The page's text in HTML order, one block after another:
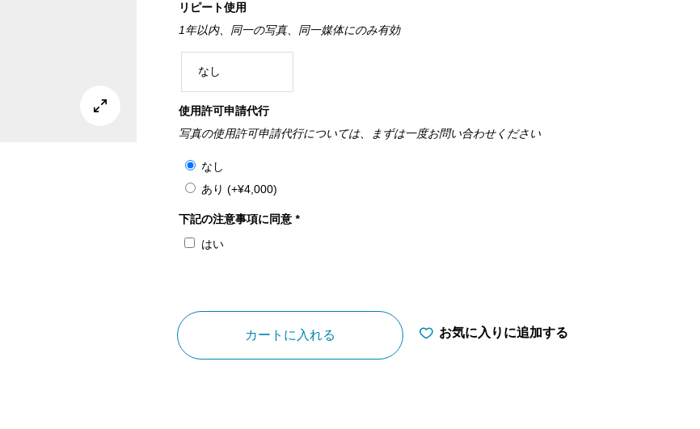

リピート使用
1年以内、同一の写真、同一媒体にのみ有効
使用許可申請代行
写真の使用許可申請代行については、まずは一度お問い合わせください
なし
あり (+¥4,000)
下記の注意事項に同意 *
はい
府
正
カートに入れる お気に入りに追加する